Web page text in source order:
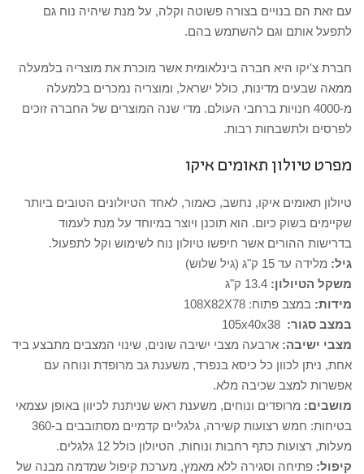
עם זאת הם בנויים בצורה פשוטה וקלה, על מנת שיהיה נוח גם
לתפעל אותם וגם להשתמש בהם.
חברת צ'יקו היא חברה בינלאומית אשר מוכרת את מוצריה בלמעלה
ממאה שבעים מדינות, כולל ישראל, ומוצריה נמכרים בלמעלה
מ-4000 חנויות ברחבי העולם. מדי שנה המוצרים של החברה זוכים
לפרסים ולתשבחות רבות.
מפרט טיולון תאומים איקו
טיולון תאומים איקו, נחשב, כאמור, לאחד הטיולונים הטובים ביותר
שקיימים בשוק כיום. הוא תוכנן ויוצר במיוחד על מנת לעמוד
בדרישות ההורים אשר חיפשו טיולון נוח לשימוש וקל לתפעול.
גיל: מלידה עד 15 ק"ג (גיל שלוש)
משקל הטיולון:
מידות: במצב פתוח: 108X82X78
במצב סגור:
מצבי ישיבה: ארבעה מצבי ישיבה שונים, שינוי המצבים מתבצע ביד
אחת, ניתן לכוון כל כיסא בנפרד, משענת גב מרופדת ונוחה עם
אפשרות למצב שכיבה מלא.
מושבים: מרופדים ונוחים, משענת ראש שניתנת לכיוון באופן עצמאי
בטיחות: חמש רצועות קשירה, גלגליים קדמיים מסתובבים ב-360
מעלות, רצועות כתף רחבות ונוחות, הטיולון כולל 12 גלגלים.
קיפול: פתיחה וסגירה ללא מאמץ, מערכת קיפול שמדמה מבנה של